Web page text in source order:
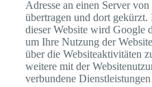
Adresse an einen Server
übertragen und dort
dieser Website wird Google
um Ihre Nutzung der
über die Websiteaktivitäten
weitere mit der
verbundene